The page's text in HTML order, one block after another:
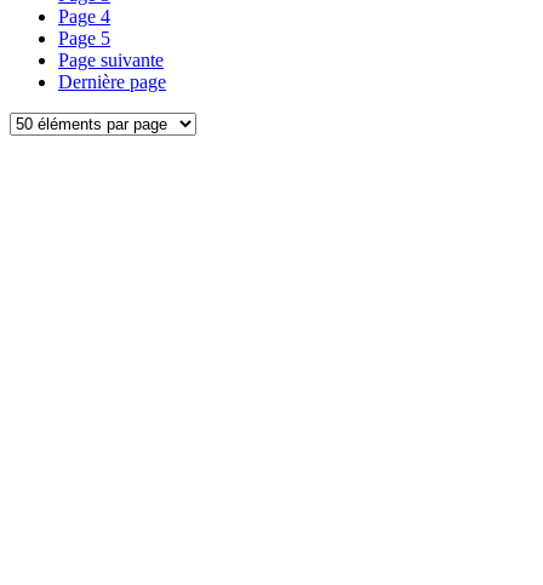
Page 4
Page 5
Page suivante
Dernière page